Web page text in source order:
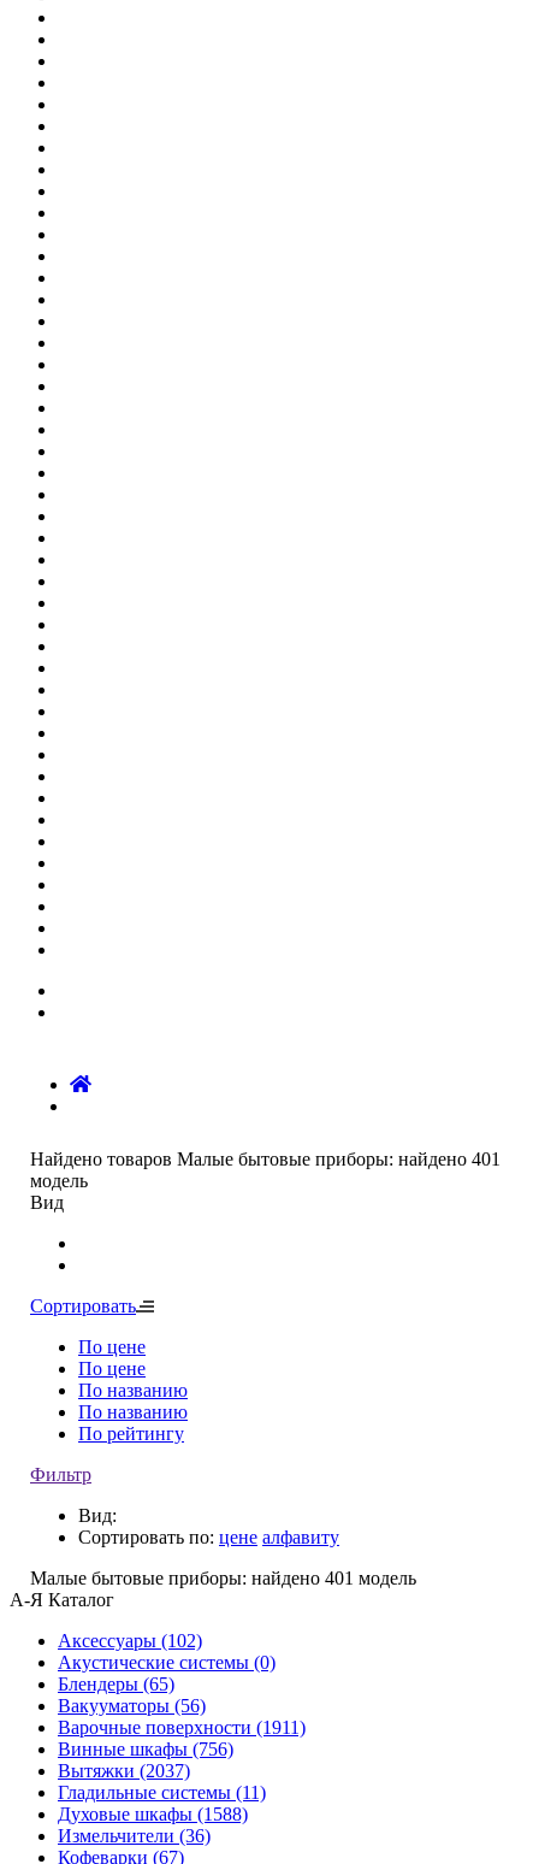
Найдено товаров Малые бытовые приборы: найдено 401
модель
Вид
Сортировать
По цене
По цене
По названию
По названию
По рейтингу
Фильтр
Вид:
Сортировать по: цене алфавиту
Малые бытовые приборы: найдено 401 модель
А-Я Каталог
Аксессуары (102)
Акустические системы (0)
Блендеры (65)
Вакууматоры (56)
Варочные поверхности (1911)
Винные шкафы (756)
Вытяжки (2037)
Гладильные системы (11)
Духовые шкафы (1588)
Измельчители (36)
Кофеварки (67)